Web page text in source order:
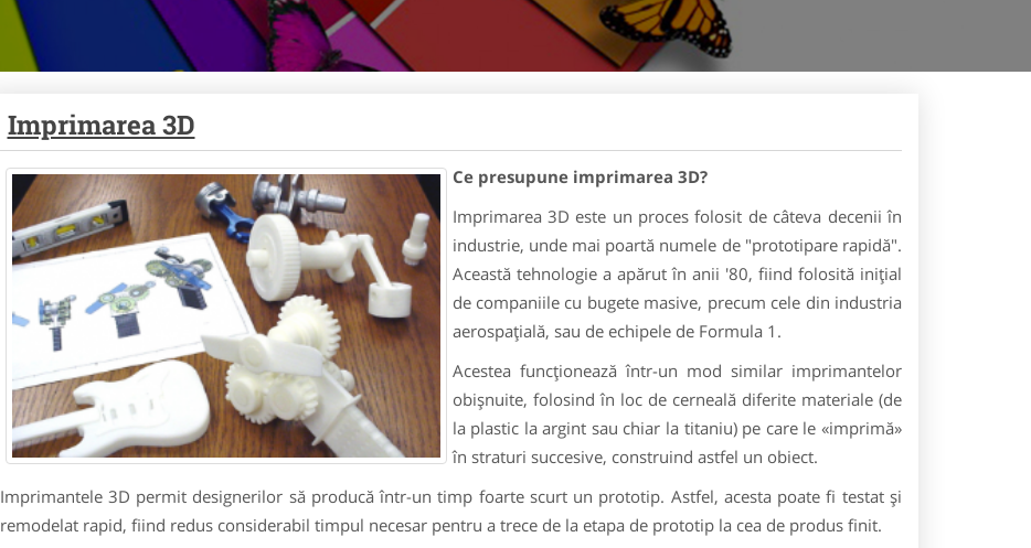
Imprimarea 3D
Ce presupune imprimarea 3D?
Imprimarea 3D este un proces folosit de câteva decenii în
industrie, unde mai poartă numele de "prototipare rapidă".
Această tehnologie a apărut în anii '80, fiind folosită iniţial
de companiile cu bugete masive, precum cele din industria
aerospaţială, sau de echipele de Formula 1.
Acestea funcţionează într-un mod similar imprimantelor
obişnuite, folosind în loc de cerneală diferite materiale (de
la plastic la argint sau chiar la titaniu) pe care le «imprimă»
în straturi succesive, construind astfel un obiect.
Imprimantele 3D permit designerilor să producă într-un timp foarte scurt un prototip. Astfel, acesta poate fi testat şi
remodelat rapid, fiind redus considerabil timpul necesar pentru a trece de la etapa de prototip la cea de produs finit.